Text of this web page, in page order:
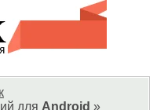
для Android »